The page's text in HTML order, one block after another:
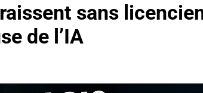
sans
de l’IA